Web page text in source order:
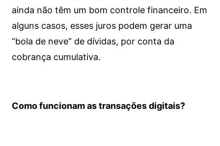
ainda não têm um bom controle financeiro. Em
alguns casos, esses juros podem gerar uma
“bola de neve” de dívidas, por conta da
cobrança cumulativa.
Como funcionam as transações digitais?